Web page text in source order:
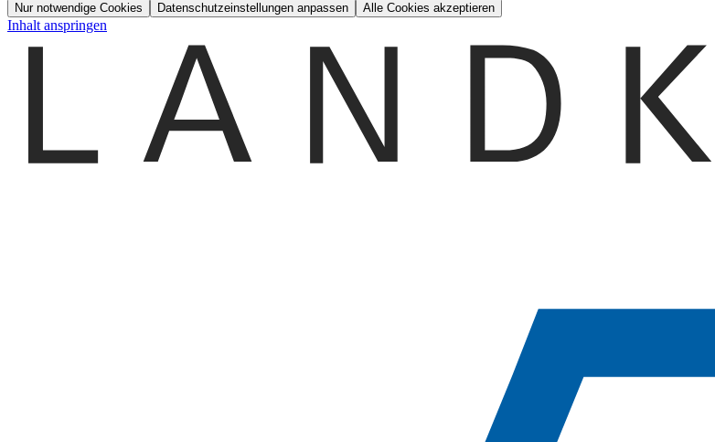
Nur notwendige Cookies Datenschutzeinstellungen anpassen Alle Cookies akzeptieren
Inhalt anspringen